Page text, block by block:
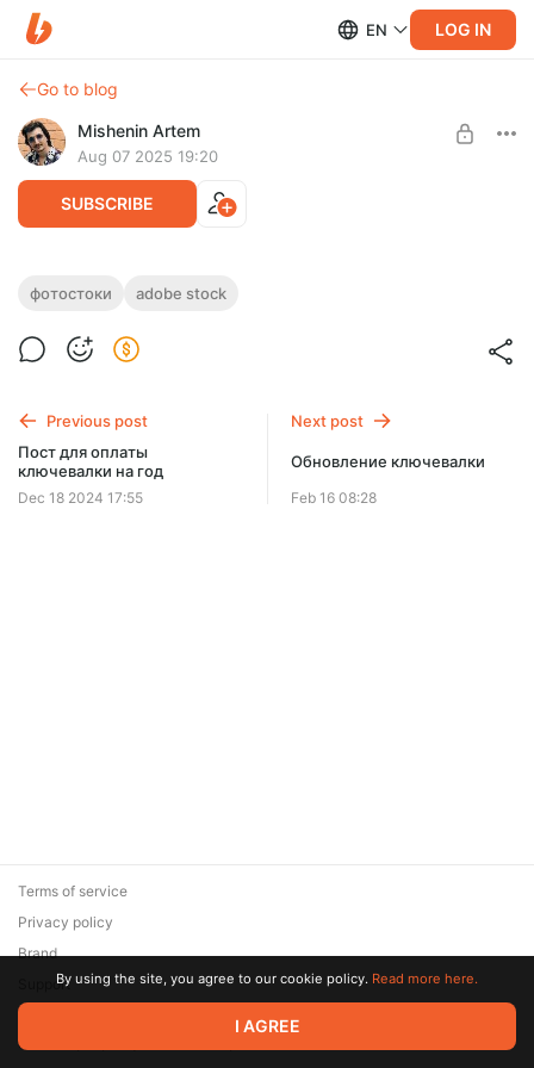
EN LOG IN
Go to blog
Mishenin Artem
Aug 07 2025 19:20
SUBSCRIBE
365 План
План работы для фотостокера на год + запись с очных
потоков, с пояснением всех шагов, но без обратной связи.
фотостоки adobe stock
Previous post
Пост для оплаты
ключевалки на год
Dec 18 2024 17:55
Next post
Обновление ключевалки
Feb 16 08:28
© 2026 Zaya Solutions Limited. All rights reserved. All trademarks
are the property of their respective owners.
Terms of service
Privacy policy
Brand
SupportBy using the site, you agree to our cookie policy. Read more here.
I AGREE